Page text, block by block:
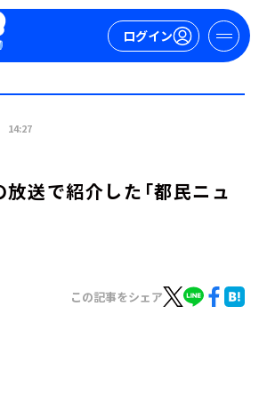
ログイン
14:27
放送で紹介した「都民ニュ
この記事をシェア